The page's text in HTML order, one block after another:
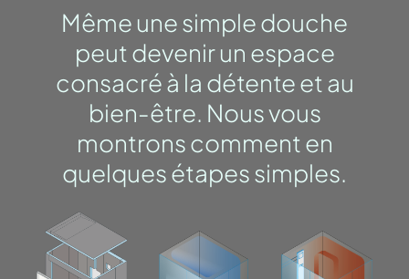
Même une simple douche
peut devenir un espace
consacré à la détente et au
bien-être. Nous vous
montrons comment en
quelques étapes simples.